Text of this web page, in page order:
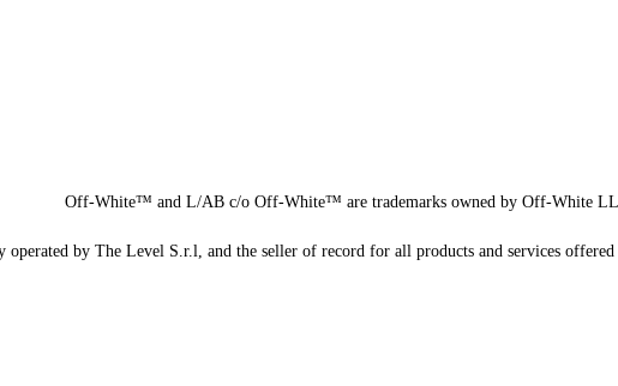
Off-White™ and L/AB c/o Off-White™ are trademarks owned by Off-White
operated by The Level S.r.l, and the seller of record for all products and services